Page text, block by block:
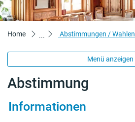
Home Abstimmungen / Wahlen
Menü anzeigen
Abstimmung
Informationen